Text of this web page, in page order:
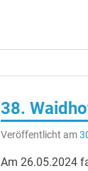
38.
Veröffentlicht am
Am 26.05.2024